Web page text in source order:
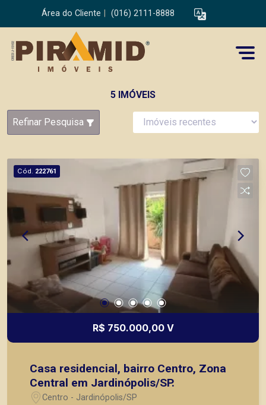
Área do Cliente (016) 2111-8888
5 IMÓVEIS
Refinar Pesquisa
Cód. 222761
R$ 750.000,00 V
Casa residencial, bairro Centro, Zona
Central em Jardinópolis/SP.
Centro - Jardinópolis/SP